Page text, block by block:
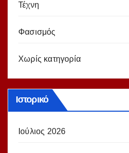
Τέχνη
Φασισμός
Χωρίς κατηγορία
Ιστορικό
Ιούλιος 2026